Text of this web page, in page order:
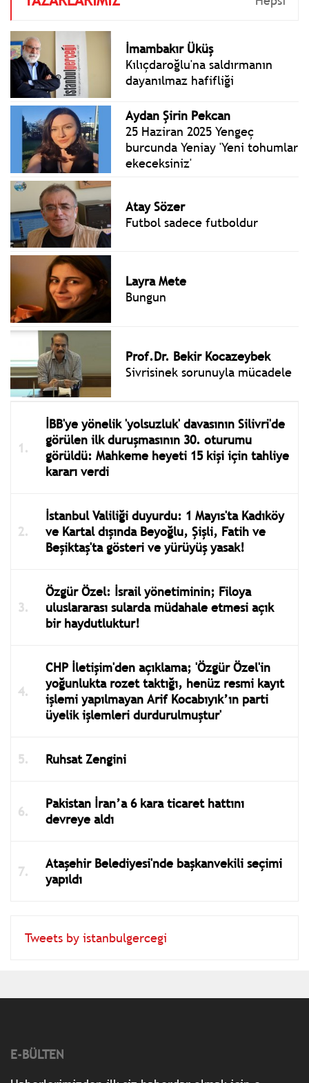
İmambakır Üküş
Kılıçdaroğlu'na saldırmanın
dayanılmaz hafifliği
Aydan Şirin Pekcan
25 Haziran 2025 Yengeç
burcunda Yeniay 'Yeni tohumlar
ekeceksiniz'
Atay Sözer
Futbol sadece futboldur
Layra Mete
Bungun
Prof.Dr. Bekir Kocazeybek
Sivrisinek sorunuyla mücadele
İBB'ye yönelik 'yolsuzluk' davasının Silivri'de
görülen ilk duruşmasının 30. oturumu
görüldü: Mahkeme heyeti 15 kişi için tahliye
kararı verdi
İstanbul Valiliği duyurdu: 1 Mayıs'ta Kadıköy
ve Kartal dışında Beyoğlu, Şişli, Fatih ve
Beşiktaş'ta gösteri ve yürüyüş yasak!
Özgür Özel: İsrail yönetiminin; Filoya
uluslararası sularda müdahale etmesi açık
bir haydutluktur!
CHP İletişim'den açıklama; 'Özgür Özel'in
yoğunlukta rozet taktığı, henüz resmi kayıt
işlemi yapılmayan Arif Kocabıyık’ın parti
üyelik işlemleri durdurulmuştur'
Ruhsat Zengini
Pakistan İran’a 6 kara ticaret hattını
devreye aldı
Ataşehir Belediyesi'nde başkanvekili seçimi
yapıldı
Tweets by istanbulgercegi
E-BÜLTEN